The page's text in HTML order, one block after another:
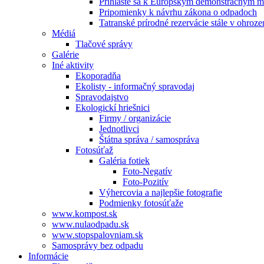
Pripomienky k návrhu zákona o odpadoch
Tatranské prírodné rezervácie stále v
Médiá
Tlačové správy
Galérie
Iné aktivity
Ekoporadňa
Ekolisty - informačný spravodaj
Spravodajstvo
Ekologickí hriešnici
Firmy / organizácie
Jednotlivci
Štátna správa / samospráva
Fotosúťaž
Galéria fotiek
Foto-Negatív
Foto-Pozitív
Výhercovia a najlepšie fotografie
Podmienky fotosúťaže
www.kompost.sk
www.nulaodpadu.sk
www.stopspalovniam.sk
Samosprávy bez odpadu
Informácie